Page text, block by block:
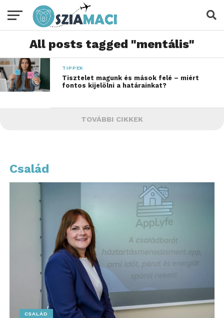
All posts tagged "mentális"
TIPPEK
Tisztelet magunk és mások felé – miért
fontos kijelölni a határainkat?
TOVÁBBI CIKKEK
Család
CSALÁD